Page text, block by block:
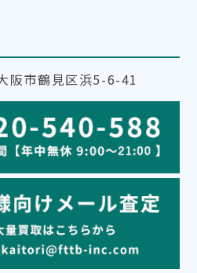
市鶴見区浜5-6-41